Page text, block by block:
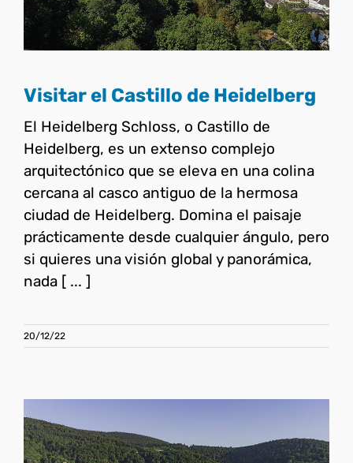
Alemania
Visitar el Castillo de Heidelberg
El Heidelberg Schloss, o Castillo de
Heidelberg, es un extenso complejo
arquitectónico que se eleva en una colina
cercana al casco antiguo de la hermosa
ciudad de Heidelberg. Domina el paisaje
prácticamente desde cualquier ángulo, pero
si quieres una visión global y panorámica,
nada [ ... ]
20/12/22